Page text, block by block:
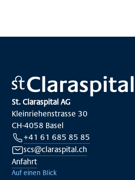
St. Claraspital AG
Kleinriehenstrasse 30
CH-4058 Basel
+41 61 685 85 85
scs@claraspital.ch
Anfahrt
Auf einen Blick